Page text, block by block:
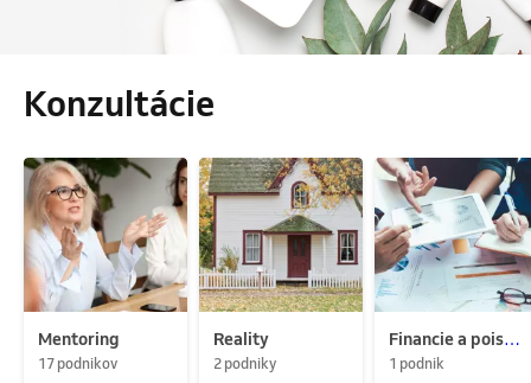
Konzultácie
Mentoring
17 podnikov
Reality
2 podniky
Financie a poistenie
1 podnik